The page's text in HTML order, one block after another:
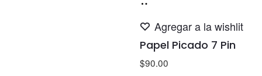
carrito
Agregar a la wishlit
Papel Picado 7 Pin
$90.00